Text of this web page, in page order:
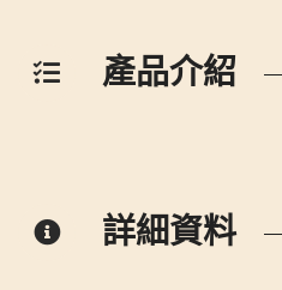
產品介紹
詳細資料